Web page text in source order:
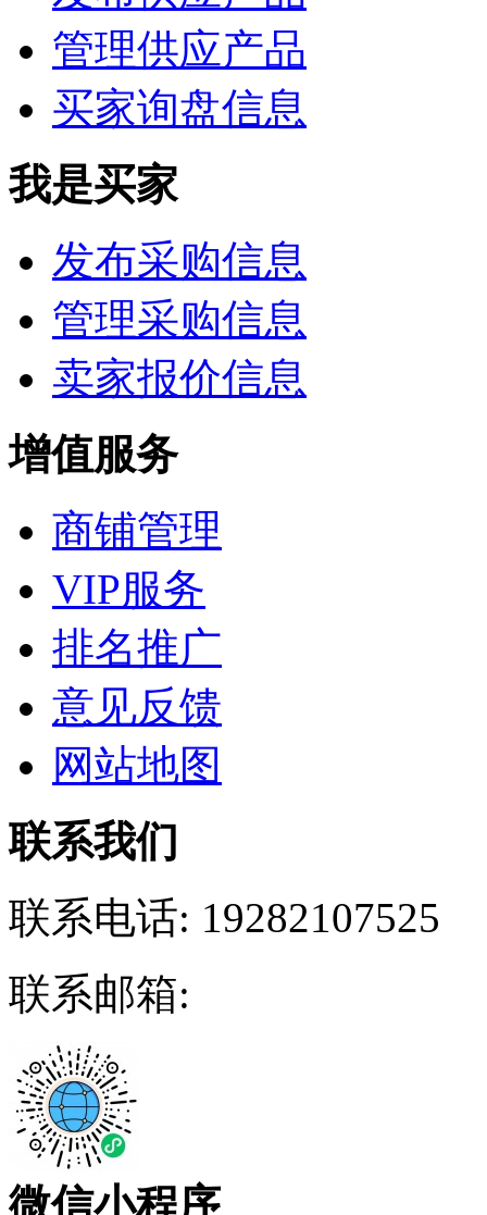
管理供应产品
买家询盘信息
我是买家
发布采购信息
管理采购信息
卖家报价信息
增值服务
商铺管理
VIP服务
排名推广
意见反馈
网站地图
联系我们
联系电话: 19282107525
联系邮箱:
微信小程序